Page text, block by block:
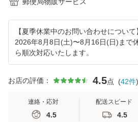
【夏季休業中のお問い合わせについ
2026年8月8日(土)〜8月16日(日)まで
ら順次対応いたします。
お店の評価： 4.5点 (42件)
連絡・応対
4.5
配送スピード
4.5